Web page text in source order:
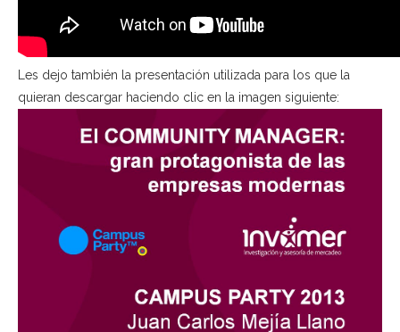
Les dejo también la presentación utilizada para los que la
quieran descargar haciendo clic en la imagen siguiente: